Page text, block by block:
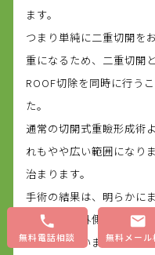
ます。
つまり単純に二重切開を
重になるため、二重切開
ROOF切除を同時に行う
た。
通常の切開式重瞼形成術
れもやや広い範囲になり
治まります。
手術の結果は、明らかに
にまぶたの外側の厚みが
だけると思います。
無料電話相談 無料メール